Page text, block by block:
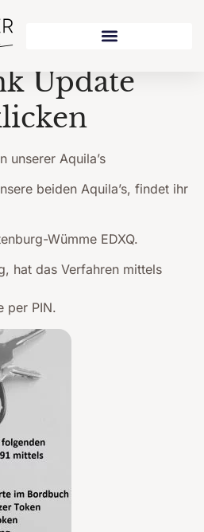
Update
unserer Aquila’s
beiden Aquila’s, findet ihr
Wümme EDXQ.
hat das Verfahren mittels
per PIN.